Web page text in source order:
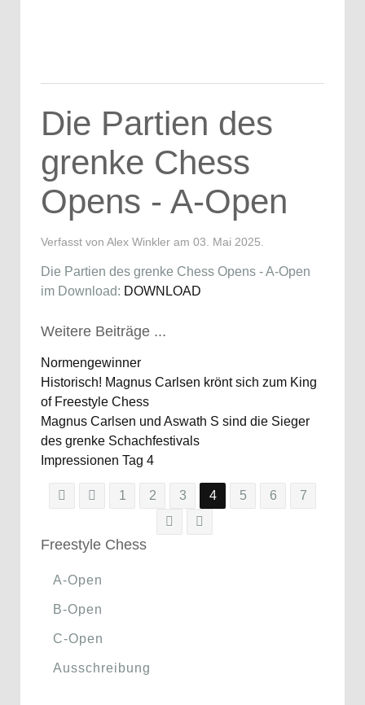
Die Partien des
grenke Chess
Opens - A-Open
Verfasst von Alex Winkler am 03. Mai 2025
Die Partien des grenke Chess Opens - A-Open
im Download: DOWNLOAD
Weitere Beiträge ...
Normengewinner
Historisch! Magnus Carlsen krönt sich zum King
of Freestyle Chess
Magnus Carlsen und Aswath S sind die Sieger
des grenke Schachfestivals
Impressionen Tag 4
1 2 3 4 5 6 7
Freestyle Chess
A-Open
B-Open
C-Open
Ausschreibung